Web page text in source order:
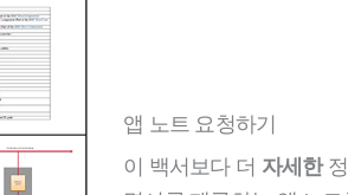
앱 노트 요청하기
이 백서보다 더 자세한정